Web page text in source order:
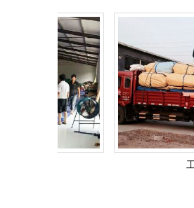
支架水池
工程案例